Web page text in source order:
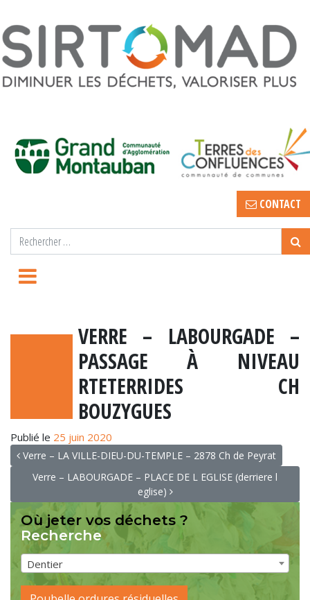
CONTACT
VERRE – LABOURGADE –
PASSAGE À NIVEAU
RTETERRIDES CH
BOUZYGUES
Publié le 25 juin 2020
NAVIGATION
Verre – LA VILLE-DIEU-DU-TEMPLE – 2878 Ch de Peyrat
Verre – LABOURGADE – PLACE DE L EGLISE (derriere l
eglise)
Où jeter vos déchets ?
Recherche
Dentier